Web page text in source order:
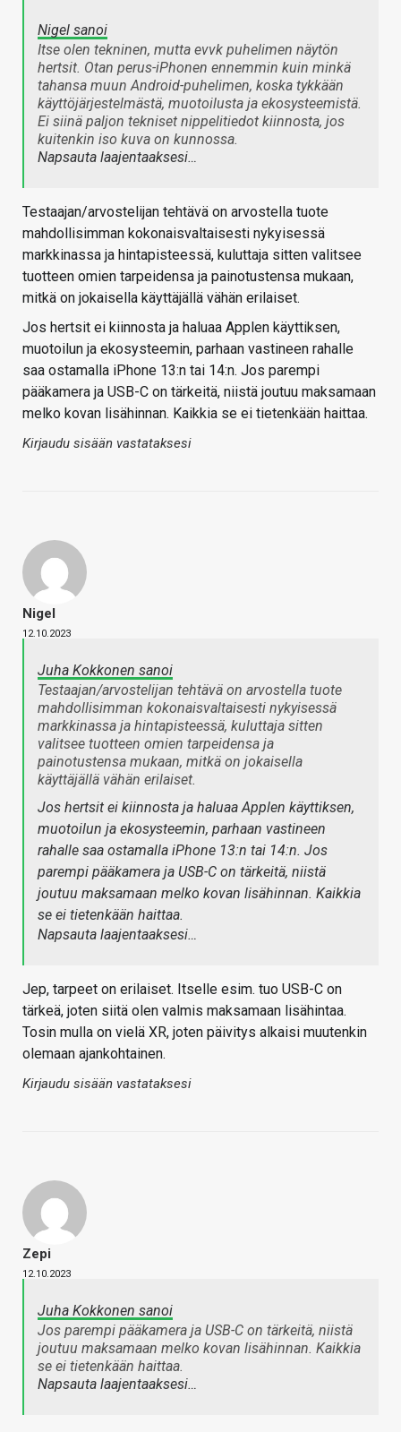
Nigel sanoi
Itse olen tekninen, mutta evvk puhelimen näytön
hertsit. Otan perus-iPhonen ennemmin kuin minkä
tahansa muun Android-puhelimen, koska tykkään
käyttöjärjestelmästä, muotoilusta ja ekosysteemistä.
Ei siinä paljon tekniset nippelitiedot kiinnosta, jos
kuitenkin iso kuva on kunnossa.
Napsauta laajentaaksesi…
Testaajan/arvostelijan tehtävä on arvostella tuote
mahdollisimman kokonaisvaltaisesti nykyisessä
markkinassa ja hintapisteessä, kuluttaja sitten valitsee
tuotteen omien tarpeidensa ja painotustensa mukaan,
mitkä on jokaisella käyttäjällä vähän erilaiset.
Jos hertsit ei kiinnosta ja haluaa Applen käyttiksen,
muotoilun ja ekosysteemin, parhaan vastineen rahalle
saa ostamalla iPhone 13:n tai 14:n. Jos parempi
pääkamera ja USB-C on tärkeitä, niistä joutuu maksamaan
melko kovan lisähinnan. Kaikkia se ei tietenkään haittaa.
Kirjaudu sisään vastataksesi
Nigel
12.10.2023
Juha Kokkonen sanoi
Testaajan/arvostelijan tehtävä on arvostella tuote
mahdollisimman kokonaisvaltaisesti nykyisessä
markkinassa ja hintapisteessä, kuluttaja sitten
valitsee tuotteen omien tarpeidensa ja
painotustensa mukaan, mitkä on jokaisella
käyttäjällä vähän erilaiset.
Jos hertsit ei kiinnosta ja haluaa Applen käyttiksen,
muotoilun ja ekosysteemin, parhaan vastineen
rahalle saa ostamalla iPhone 13:n tai 14:n. Jos
parempi pääkamera ja USB-C on tärkeitä, niistä
joutuu maksamaan melko kovan lisähinnan. Kaikkia
se ei tietenkään haittaa.
Napsauta laajentaaksesi…
Jep, tarpeet on erilaiset. Itselle esim. tuo USB-C on
tärkeä, joten siitä olen valmis maksamaan lisähintaa.
Tosin mulla on vielä XR, joten päivitys alkaisi muutenkin
olemaan ajankohtainen.
Kirjaudu sisään vastataksesi
Zepi
12.10.2023
Juha Kokkonen sanoi
Jos parempi pääkamera ja USB-C on tärkeitä, niistä
joutuu maksamaan melko kovan lisähinnan. Kaikkia
se ei tietenkään haittaa.
Napsauta laajentaaksesi…